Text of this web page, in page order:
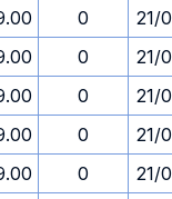
0
21/
0
21/
0
21/
0
21/
0
21/